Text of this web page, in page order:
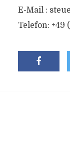
E-Mail :
Telefon: +49